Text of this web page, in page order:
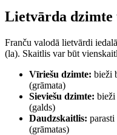
Lietvārda dzimte
Franču valodā lietvārdi
(la). Skaitlis var būt
Vīriešu dzimte: bieži
(grāmata)
Sieviešu dzimte: bieži
(galds)
Daudzskaitlis:
(grāmatas)